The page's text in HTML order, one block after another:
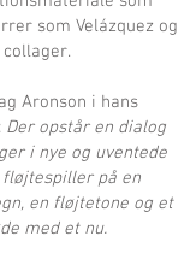
som Velázquez og
Aronson i hans
Der opstår en dialog
i nye og uventede
fløjtespiller på en
en fløjtetone og et
med et nu.